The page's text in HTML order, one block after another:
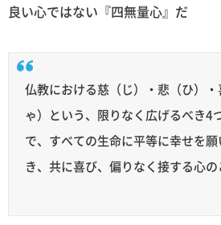
良い心ではない『四無量心』だ
仏教における慈（じ）・悲（ひ）
ゃ）という、限りなく広げるべき4
で、すべての生命に平等に幸せを
き、共に喜び、偏りなく接する心の